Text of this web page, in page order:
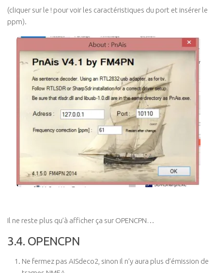
(cliquer sur le ! pour voir les caractéristiques du port et insérer le
ppm).
Il ne reste plus qu’à afficher ça sur OPENCPN…
3.4. OPENCPN
Ne fermez pas AISdeco2, sinon il n’y aura plus d’émission de